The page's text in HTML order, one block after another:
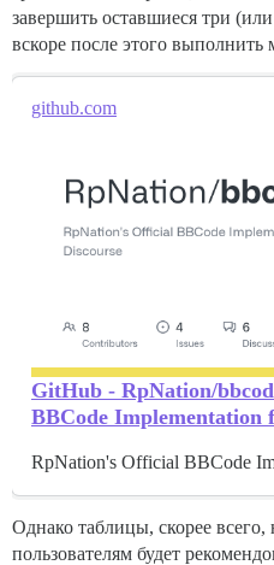
завершить оставшиеся три
вскоре после этого
github.com
GitHub - RpNation/
BBCode Implementation
RpNation's Official BBCode
Однако таблицы, скорее всего,
пользователям будет